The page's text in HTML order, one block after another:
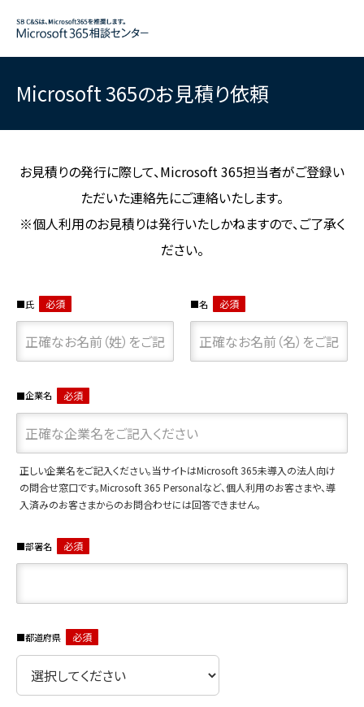
Microsoft 365のお見積り依頼
お見積りの発行に際して、Microsoft 365担当者がご登録い
ただいた連絡先にご連絡いたします。
※個人利用のお見積りは発行いたしかねますので、ご了承く
ださい。
氏 必須 名 必須
企業名 必須
正しい企業名をご記入ください。当サイトはMicrosoft 365未導入の法人向け
の問合せ窓口です。Microsoft 365 Personalなど、個人利用のお客さまや、導
入済みのお客さまからのお問合わせには回答できません。
部署名 必須
都道府県 必須